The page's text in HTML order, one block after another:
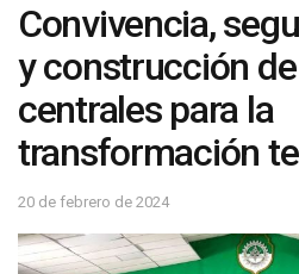
Convivencia,
y construcción
centrales para la
transformación
20 de febrero de 2024